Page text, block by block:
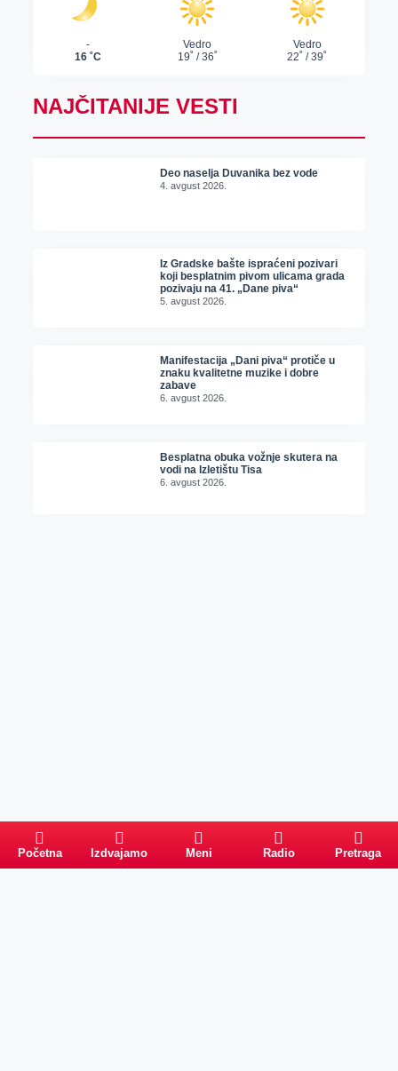
NAJČITANIJE VESTI
Deo naselja Duvanika bez vode
4. avgust 2026.
Iz Gradske bašte ispraćeni pozivari
koji besplatnim pivom ulicama grada
pozivaju na 41. „Dane piva“
5. avgust 2026.
Manifestacija „Dani piva“ protiče u
znaku kvalitetne muzike i dobre
zabave
6. avgust 2026.
Besplatna obuka vožnje skutera na
vodi na Izletištu Tisa
6. avgust 2026.
Početna Izdvajamo Meni Radio Pretraga